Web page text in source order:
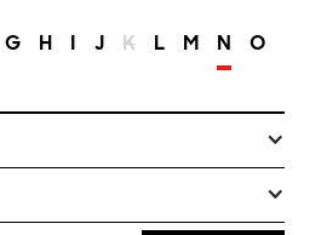
G H I J K L M N O